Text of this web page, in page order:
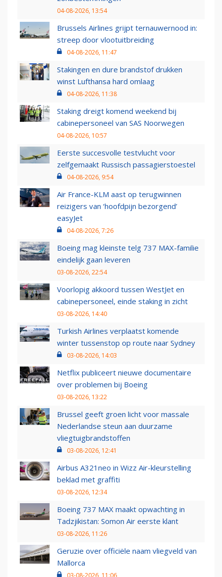
04-08-2026, 13:54
Brussels Airlines grijpt ternauwernood in:
streep door vlootuitbreiding
04-08-2026, 11:47
Stakingen en dure brandstof drukken
winst Lufthansa hard omlaag
04-08-2026, 11:38
Staking dreigt komend weekend bij
cabinepersoneel van SAS Noorwegen
04-08-2026, 10:57
Eerste succesvolle testvlucht voor
zelfgemaakt Russisch passagierstoestel
04-08-2026, 9:54
Air France-KLM aast op terugwinnen
reizigers van ‘hoofdpijn bezorgend’
easyJet
04-08-2026, 7:26
Boeing mag kleinste telg 737 MAX-familie
eindelijk gaan leveren
03-08-2026, 22:54
Voorlopig akkoord tussen WestJet en
cabinepersoneel, einde staking in zicht
03-08-2026, 14:40
Turkish Airlines verplaatst komende
winter tussenstop op route naar Sydney
03-08-2026, 14:03
Netflix publiceert nieuwe documentaire
over problemen bij Boeing
03-08-2026, 13:22
Brussel geeft groen licht voor massale
Nederlandse steun aan duurzame
vliegtuigbrandstoffen
03-08-2026, 12:41
Airbus A321neo in Wizz Air-kleurstelling
beklad met graffiti
03-08-2026, 12:34
Boeing 737 MAX maakt opwachting in
Tadzjikistan: Somon Air eerste klant
03-08-2026, 11:26
Geruzie over officiële naam vliegveld van
Mallorca
03-08-2026, 11:06